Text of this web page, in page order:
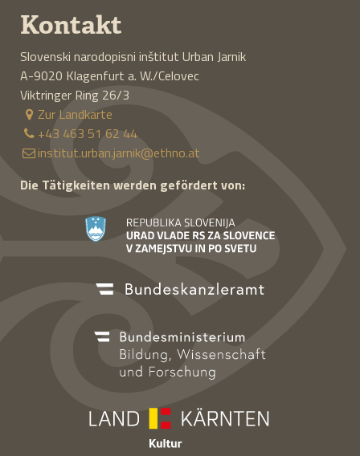
Kontakt
Slovenski narodopisni inštitut Urban Jarnik
A-9020 Klagenfurt a. W./Celovec
Viktringer Ring 26/3
Zur Landkarte
+43 463 51 62 44
institut.urban.jarnik@ethno.at
Die Tätigkeiten werden gefördert von: